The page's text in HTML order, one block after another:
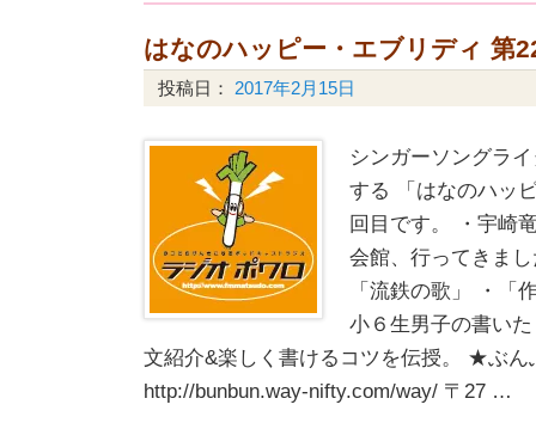
はなのハッピー・エブリディ 第
投稿日： 2017年2月15日
シンガーソングラ
する 「はなのハッ
回目です。 ・宇崎
会館、行ってきま
「流鉄の歌」 ・「
小６生男子の書い
文紹介&楽しく書けるコツを伝授。 ★ぶ
http://bunbun.way-nifty.com/way/ 〒27 …